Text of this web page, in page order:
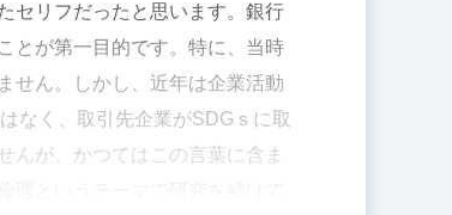
セリフだったと思います。銀行
とが第一目的です。特に、当時
せん。しかし、近年は企業活動
なく、取引先企業がSDGｓに取
んが、かつてはこの言葉に含ま